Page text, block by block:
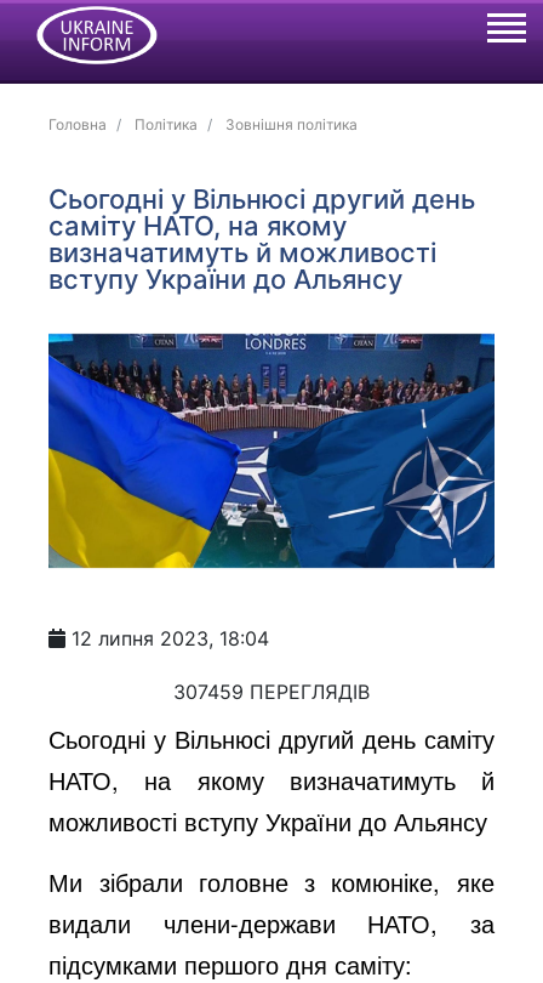
Головна Політика Зовнішня політика
Сьогодні у Вільнюсі другий день
саміту НАТО, на якому
визначатимуть й можливості
вступу України до Альянсу
12 липня 2023, 18:04
307459 ПЕРЕГЛЯДІВ
Сьогодні у Вільнюсі другий день саміту
НАТО, на якому визначатимуть й
можливості вступу України до Альянсу
Ми зібрали головне з комюніке, яке
видали члени-держави НАТО, за
підсумками першого дня саміту: